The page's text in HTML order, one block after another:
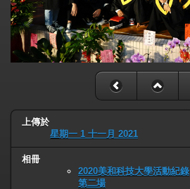
上傳於
星期一 1 十一月 2021
相冊
2020美和科技大學活動紀錄
第二場